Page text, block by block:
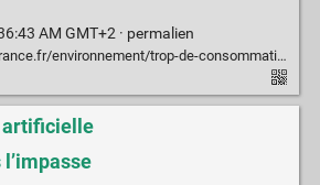
AM GMT+2 · permalien
naturels-agricoles-et-forestiers-nous-ne-sommes-pas-assez-sobres-en-constructions-3630bd14-7c71-11f1-a3cc-61ee167b6bba
artificielle